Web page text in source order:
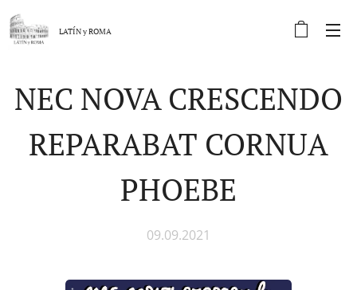
LATÍN yROMA
NEC NOVA CRESCENDO
REPARABAT CORNUA
PHOEBE
09.09.2021